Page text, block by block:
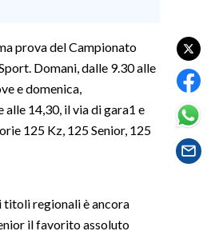
prova del Campionato
Domani, dalle 9.30 alle
e domenica,
14,30, il via di gara1 e
125 Kz, 125 Senior, 125
titoli regionali è ancora
il favorito assoluto